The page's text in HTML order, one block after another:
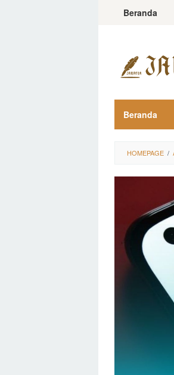
LoncatBeranda
Beranda
HOMEPAGE /